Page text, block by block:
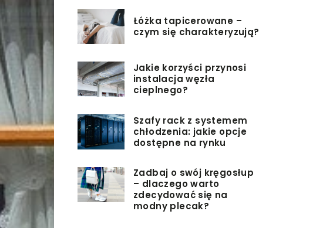
Łóżka tapicerowane –
czym się charakteryzują?
Jakie korzyści przynosi
instalacja węzła
cieplnego?
Szafy rack z systemem
chłodzenia: jakie opcje
dostępne na rynku
Zadbaj o swój kręgosłup
– dlaczego warto
zdecydować się na
modny plecak?